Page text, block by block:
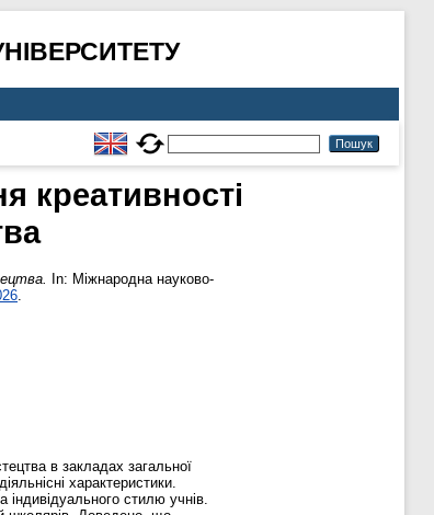
креативності
In: Міжнародна науково-
.
в закладах загальної
характеристики.
стилю учнів.